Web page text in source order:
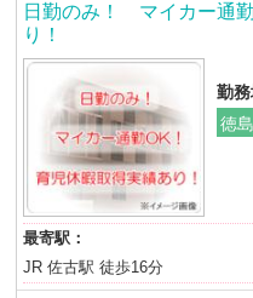
日勤のみ！ マイカー通
り！
勤務
徳
最寄駅：
JR 佐古駅 徒歩16分